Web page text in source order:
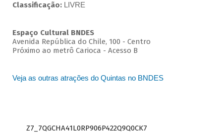
Classificação: LIVRE
Espaço Cultural BNDES
Avenida República do Chile, 100 - Centro
Próximo ao metrô Carioca - Acesso B
Veja as outras atrações do Quintas no BNDES
Z7_7QGCHA41L0RP906P422Q9Q0CK7